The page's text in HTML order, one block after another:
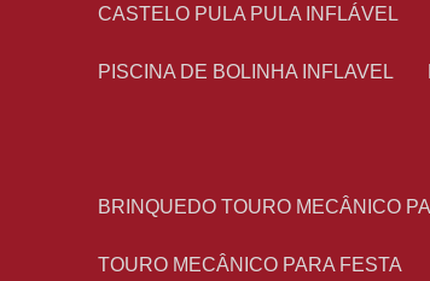
CASTELO PULA PULA INFLÁVEL
PISCINA DE BOLINHA INFLAVEL
BRINQUEDO TOURO MECÂNICO
TOURO MECÂNICO PARA FESTA